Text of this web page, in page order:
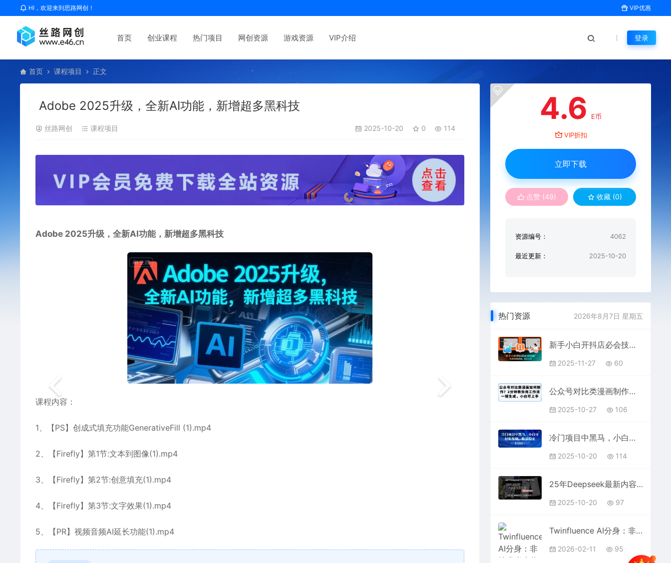
HI，欢迎来到思路网创！ VIP优惠
首页 创业课程 热门项目 网创资源 游戏资源 VIP介绍 登录
首页 课程项目 正文
Adobe 2025升级，全新AI功能，新增超多黑科技
丝路网创 课程项目 2025-10-20 0 114
Adobe 2025升级，全新AI功能，新增超多黑科技
课程内容：
1、【PS】创成式填充功能GenerativeFill (1).mp4
2、【Firefly】第1节:文本到图像(1).mp4
3、【Firefly】第2节:创意填充(1).mp4
4、【Firefly】第3节:文字效果(1).mp4
5、【PR】视频音频AI延长功能(1).mp4
4.6 E币
VIP折扣
立即下载
点赞 (49) 收藏 (0)
资源编号： 4062
最近更新： 2025-10-20
热门资源 2026年8月7日 星期五
新手小白开抖店必会技能，快速实现0突破，稳定出单
2025-11-27 60
公众号对比类漫画制作教学，2分钟教你用工作流一键生成，小白可上手
2025-10-27 106
冷门项目中黑马，小白可轻松复制，收益稳定1.5k
2025-10-20 114
25年Deepseek最新内容洗稿术，知乎爆款长文批量生产系统，零基础日引300+精准创业粉!
2025-10-20 97
Twinfluence AI分身：非技术党也能做，品牌内容省时做，还能轻松带货
2026-02-11 95